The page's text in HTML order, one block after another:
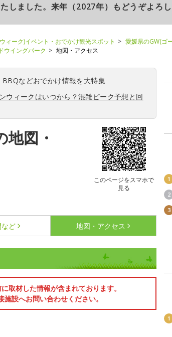
しました。来年（2027年）もどうぞよろし
ィーク)イベント・おでかけ観光スポット
愛媛県のGW(ゴ
ウイングパーク 地図・アクセス
BBQなどおでかけ情報を大特集
ウィークはいつから？混雑ピーク予想と回
図・
このページをスマホで
見る
ど 地図・アクセス
取材した情報が含まれております。
設へお問い合わせください。
1
2
3
1